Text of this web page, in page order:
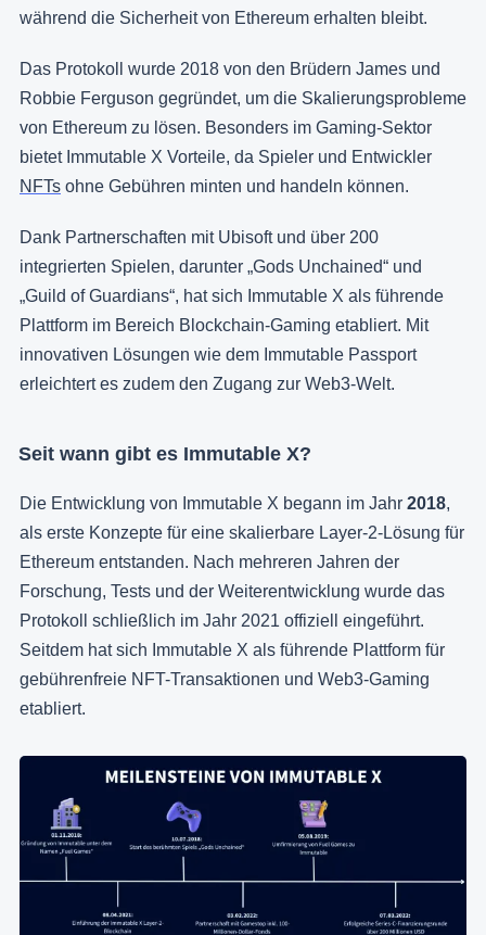
während die Sicherheit von Ethereum erhalten bleibt.
Das Protokoll wurde 2018 von den Brüdern James und
Robbie Ferguson gegründet, um die Skalierungsprobleme
von Ethereum zu lösen. Besonders im Gaming-Sektor
bietet Immutable X Vorteile, da Spieler und Entwickler
NFTs ohne Gebühren minten und handeln können.
Dank Partnerschaften mit Ubisoft und über 200
integrierten Spielen, darunter „Gods Unchained“ und
„Guild of Guardians“, hat sich Immutable X als führende
Plattform im Bereich Blockchain-Gaming etabliert. Mit
innovativen Lösungen wie dem Immutable Passport
erleichtert es zudem den Zugang zur Web3-Welt.
Seit wann gibt es Immutable X?
Die Entwicklung von Immutable X begann im Jahr 2018,
als erste Konzepte für eine skalierbare Layer-2-Lösung für
Ethereum entstanden. Nach mehreren Jahren der
Forschung, Tests und der Weiterentwicklung wurde das
Protokoll schließlich im Jahr 2021 offiziell eingeführt.
Seitdem hat sich Immutable X als führende Plattform für
gebührenfreie NFT-Transaktionen und Web3-Gaming
etabliert.